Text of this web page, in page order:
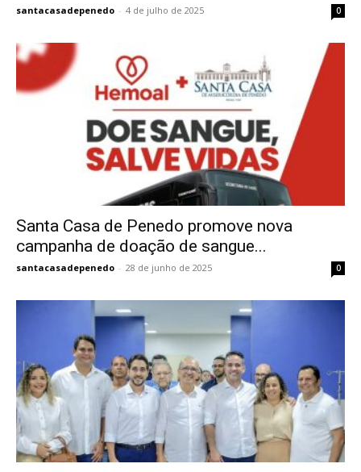
santacasadepenedo - 4 de julho de 2025 0
Santa Casa de Penedo promove nova
campanha de doação de sangue...
santacasadepenedo - 28 de junho de 2025 0